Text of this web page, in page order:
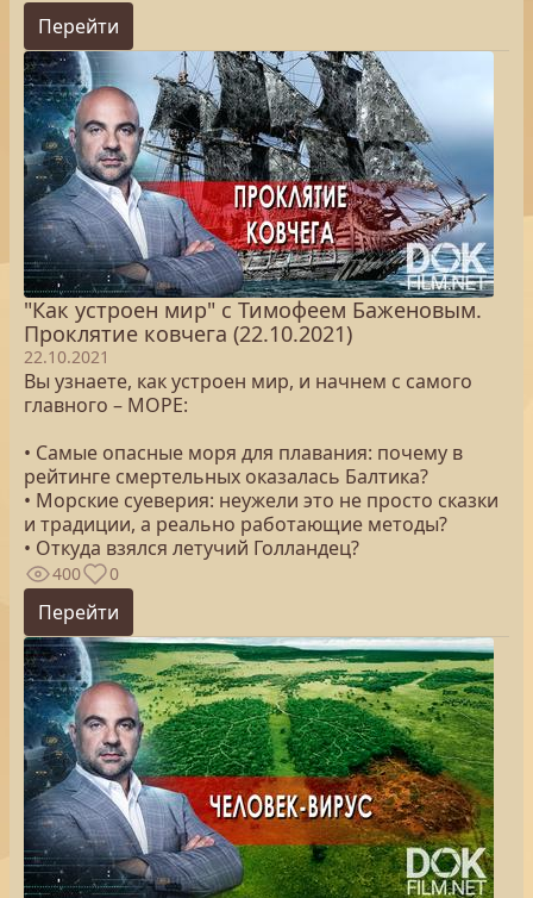
Перейти
"Как устроен мир" с Тимофеем Баженовым.
Проклятие ковчега (22.10.2021)
22.10.2021
Вы узнаете, как устроен мир, и начнем с самого
главного – МОРЕ:
• Самые опасные моря для плавания: почему в
рейтинге смертельных оказалась Балтика?
• Морские суеверия: неужели это не просто сказки
и традиции, а реально работающие методы?
• Откуда взялся летучий Голландец?
400 0
Перейти